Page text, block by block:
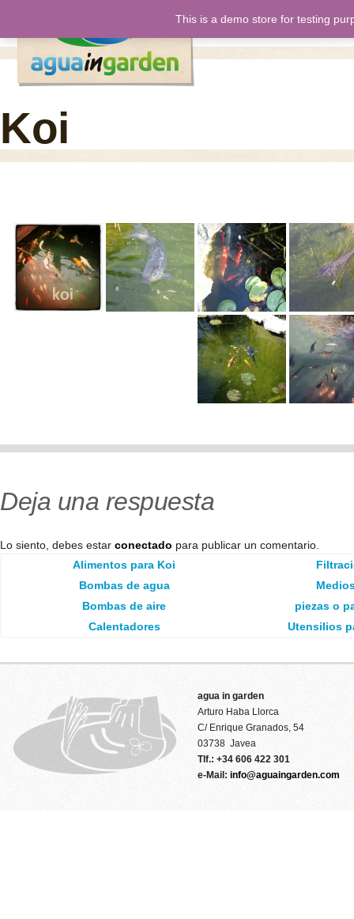
Koi
Deja una respuesta
Lo siento, debes estar conectado para publicar un comentario.
Alimentos para Koi
Bombas de agua
Bombas de aire
Calentadores
piezas o
Utensilios
agua in garden
Arturo Haba Llorca
C/ Enrique Granados, 54
03738 Javea
Tlf.: +34 606 422 301
e-Mail: info@aguaingarden.com
This is a demo store for testing